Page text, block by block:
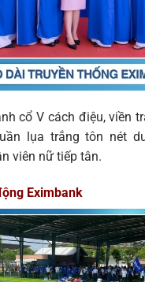
cổ V cách điệu, viền
lụa trắng tôn nét
viên nữ tiếp tân.
Eximbank